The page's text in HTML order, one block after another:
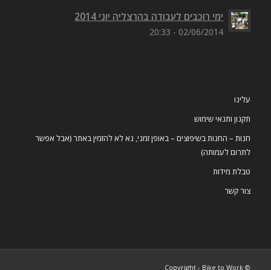
ימי רוכבים לעבודה בהרצליה יוני 2014
02/06/2014 - 20:33
עלינו
תקנון ותנאי שימוש
חנות – החנות בשיפוצים – באופן זמני, נא לא להזמין באתר (אבל אפשר
לתרום לעמותה)
טבלת מידות
צור קשר
© Copyright - Bike to Work